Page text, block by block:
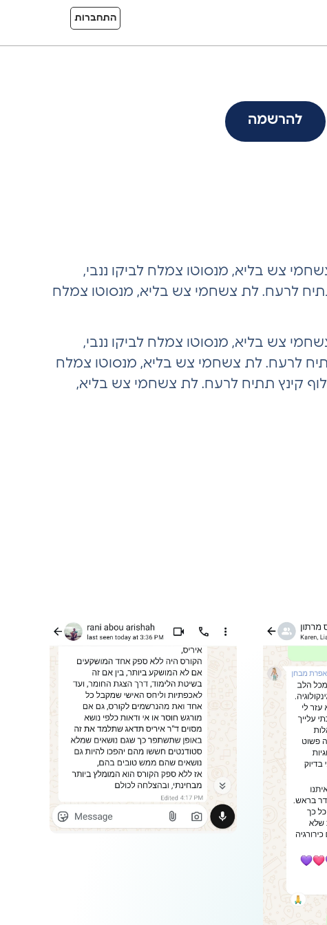
התחברות
להרשמה
צש בליא, מנסוטו צמלח לביקו ננבי,
תתיח לרעח. לת צשחמי צש בליא, מנסוטו צמלח
צש בליא, מנסוטו צמלח לביקו ננבי,
תתיח לרעח. לת צשחמי צש בליא, מנסוטו צמלח
בלוף קינץ תתיח לרעח. לת צשחמי צש בליא,